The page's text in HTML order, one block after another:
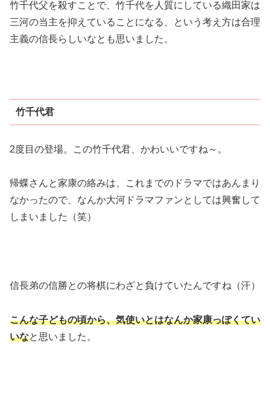
竹千代父を殺すことで、竹千代を人質にしている織田家は
三河の当主を抑えていることになる、という考え方は合理
主義の信長らしいなとも思いました。
竹千代君
2度目の登場。この竹千代君、かわいいですね～。
帰蝶さんと家康の絡みは、これまでのドラマではあんまり
なかったので、なんか大河ドラマファンとしては興奮して
しまいました（笑）
信長弟の信勝との将棋にわざと負けていたんですね（汗）
こんな子どもの頃から、気使いとはなんか家康っぽくてい
いなと思いました。